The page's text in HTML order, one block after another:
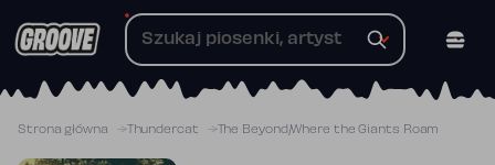
do
Strona główna Thundercat The Beyond/Where the Giants Roam